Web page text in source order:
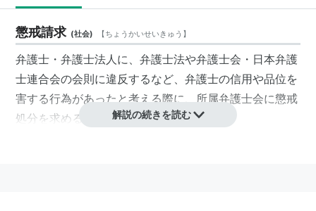
懲戒請求 (社会) 【ちょうかいせいきゅう 】
弁護士・弁護士法人に、弁護士法や弁護士会・日本弁護
士連合会の会則に違反するなど、弁護士の信用や品位を
害する行為があったと考える際に、所属弁護士会に懲戒
処分を求めること
*1。
解説の続きを読む